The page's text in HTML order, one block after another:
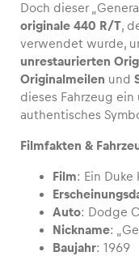
Fahrzeug
Business
Doch dieser
originale 440 R/T,
verwendet wurde,
unrestaurierten
Originalmeilen und
dieses Fahrzeug ein
authentisches
Filmfakten &
Film: Ein
Auto: Dodge
Nickname:
Baujahr: 1969